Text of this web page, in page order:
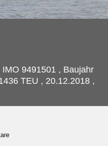
9491501 , Baujahr
TEU , 20.12.2018 ,